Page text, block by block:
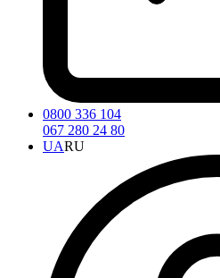
0800 336 104
067 280 24 80
UARU